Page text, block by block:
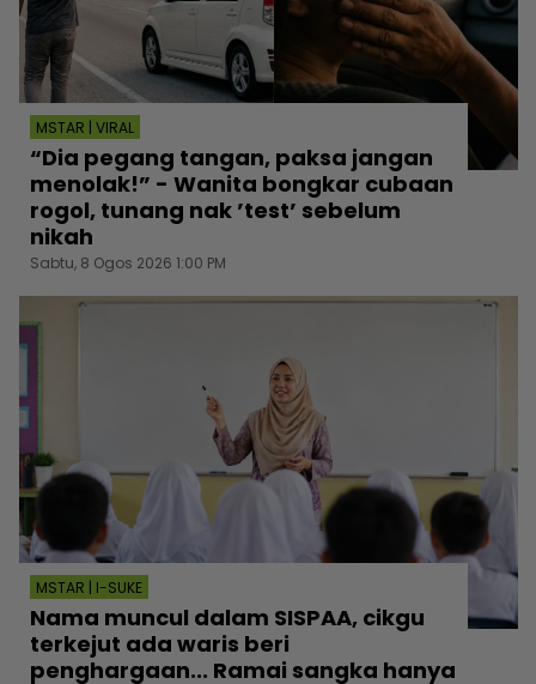
MSTAR | VIRAL
“Dia pegang tangan, paksa jangan
menolak!” - Wanita bongkar cubaan
rogol, tunang nak ’test’ sebelum
nikah
Sabtu, 8 Ogos 2026 1:00 PM
MSTAR | I-SUKE
Nama muncul dalam SISPAA, cikgu
terkejut ada waris beri
penghargaan... Ramai sangka hanya